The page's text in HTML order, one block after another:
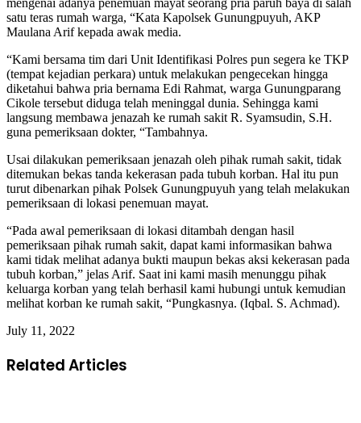
satu teras rumah warga, “Kata Kapolsek Gunungpuyuh, AKP
Maulana Arif kepada awak media.
“Kami bersama tim dari Unit Identifikasi Polres pun segera ke TKP
(tempat kejadian perkara) untuk melakukan pengecekan hingga
diketahui bahwa pria bernama Edi Rahmat, warga Gunungparang
Cikole tersebut diduga telah meninggal dunia. Sehingga kami
langsung membawa jenazah ke rumah sakit R. Syamsudin, S.H.
guna pemeriksaan dokter, “Tambahnya.
Usai dilakukan pemeriksaan jenazah oleh pihak rumah sakit, tidak
ditemukan bekas tanda kekerasan pada tubuh korban. Hal itu pun
turut dibenarkan pihak Polsek Gunungpuyuh yang telah melakukan
pemeriksaan di lokasi penemuan mayat.
“Pada awal pemeriksaan di lokasi ditambah dengan hasil
pemeriksaan pihak rumah sakit, dapat kami informasikan bahwa
kami tidak melihat adanya bukti maupun bekas aksi kekerasan pada
tubuh korban,” jelas Arif. Saat ini kami masih menunggu pihak
keluarga korban yang telah berhasil kami hubungi untuk kemudian
melihat korban ke rumah sakit, “Pungkasnya. (Iqbal. S. Achmad).
July 11, 2022
Related Articles